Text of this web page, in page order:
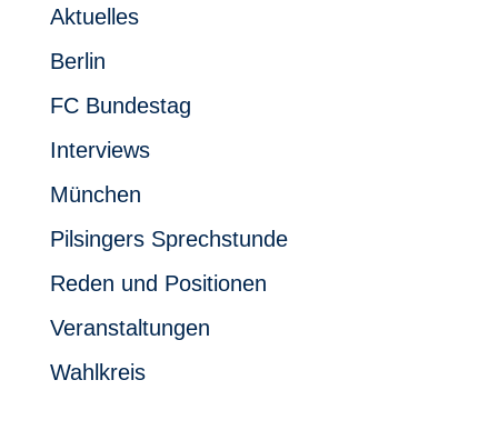
Aktuelles
Berlin
FC Bundestag
Interviews
München
Pilsingers Sprechstunde
Reden und Positionen
Veranstaltungen
Wahlkreis